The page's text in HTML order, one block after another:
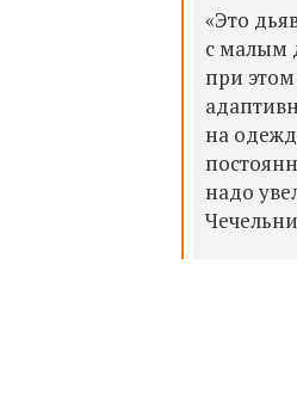
«Это
с малым
при
на
надо